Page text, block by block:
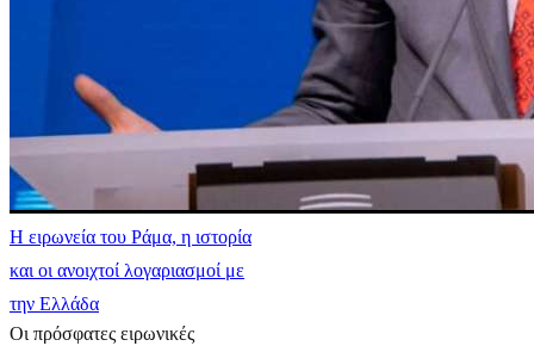
Η ειρωνεία του Ράμα, η ιστορία
και οι ανοιχτοί λογαριασμοί με
την Ελλάδα
Οι πρόσφατες ειρωνικές